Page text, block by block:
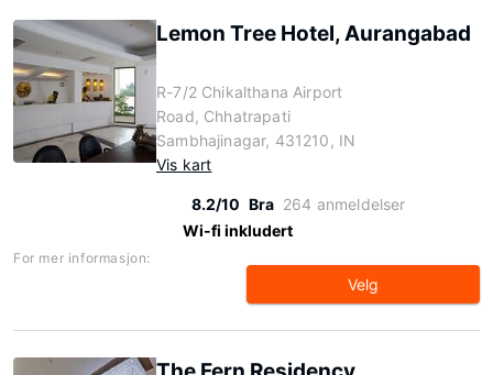
Lemon Tree Hotel, Aurangabad
R-7/2 Chikalthana Airport
Road, Chhatrapati
Sambhajinagar, 431210, IN
Vis kart
8.2/10 Bra 264 anmeldelser
Wi-fi inkludert
For mer informasjon:
Velg